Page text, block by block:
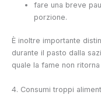
fare una breve
porzione.
È inoltre importante
durante il pasto dalla
quale la fame non
4. Consumi troppi